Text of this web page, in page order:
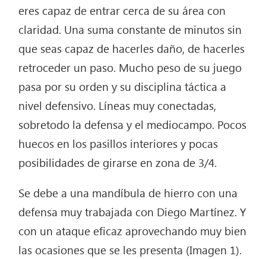
eres capaz de entrar cerca de su área con
claridad. Una suma constante de minutos sin
que seas capaz de hacerles daño, de hacerles
retroceder un paso. Mucho peso de su juego
pasa por su orden y su disciplina táctica a
nivel defensivo. Líneas muy conectadas,
sobretodo la defensa y el mediocampo. Pocos
huecos en los pasillos interiores y pocas
posibilidades de girarse en zona de 3/4.
Se debe a una mandíbula de hierro con una
defensa muy trabajada con Diego Martínez. Y
con un ataque eficaz aprovechando muy bien
las ocasiones que se les presenta (Imagen 1).